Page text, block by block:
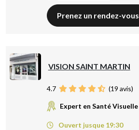
Prenez un rendez-vous
VISION SAINT MARTIN
4.7 (19 avis)
Expert en Santé Visuelle
Ouvert jusque 19:30